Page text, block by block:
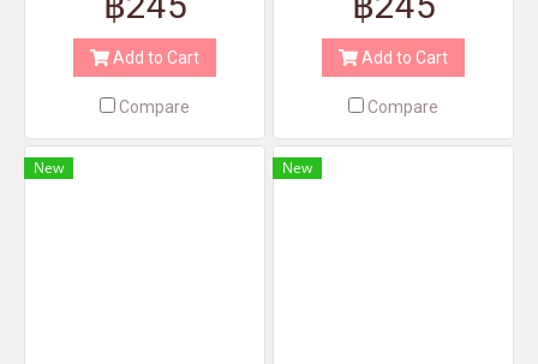
Add to Cart
Compare
Add to Cart
Compare
New New